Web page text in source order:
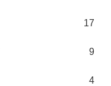
17
9
4